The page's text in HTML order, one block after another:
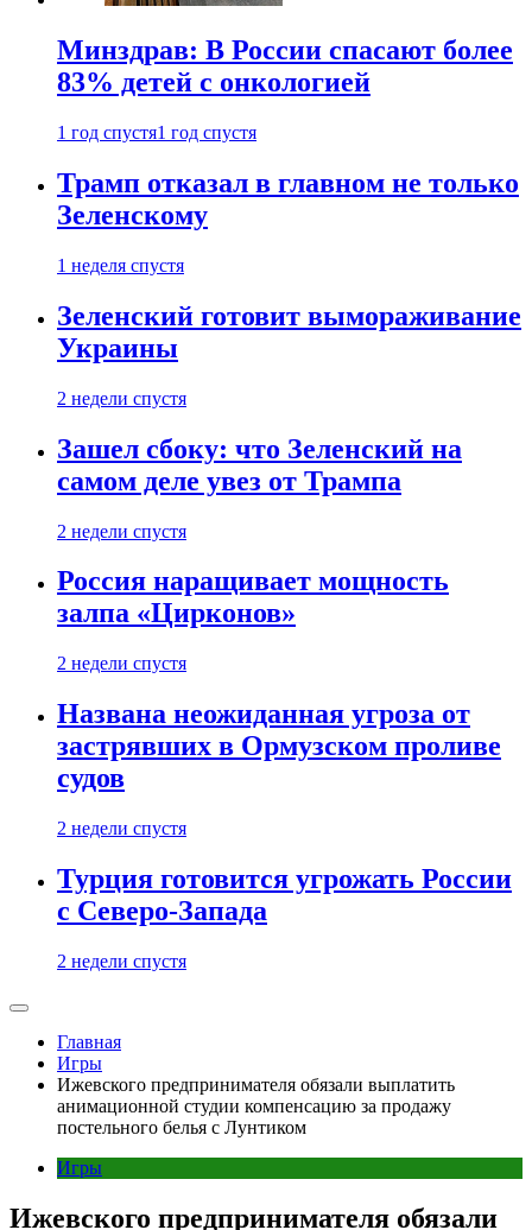
Минздрав: В России спасают более
83% детей с онкологией
1 год спустя1 год спустя
Трамп отказал в главном не только
Зеленскому
1 неделя спустя
Зеленский готовит вымораживание
Украины
2 недели спустя
Зашел сбоку: что Зеленский на
самом деле увез от Трампа
2 недели спустя
Россия наращивает мощность
залпа «Цирконов»
2 недели спустя
Названа неожиданная угроза от
застрявших в Ормузском проливе
судов
2 недели спустя
Турция готовится угрожать России
с Северо-Запада
2 недели спустя
Главная
Игры
Ижевского предпринимателя обязали выплатить
анимационной студии компенсацию за продажу
постельного белья с Лунтиком
Игры
Ижевского предпринимателя обязали